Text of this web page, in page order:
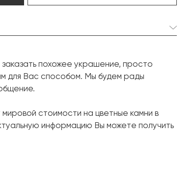
Кушон
Белое золото, 750 проба
похожее украшение, просто
для Вас способом. Мы будем рады
стоимости на цветные камни в
информацию Вы можете получить